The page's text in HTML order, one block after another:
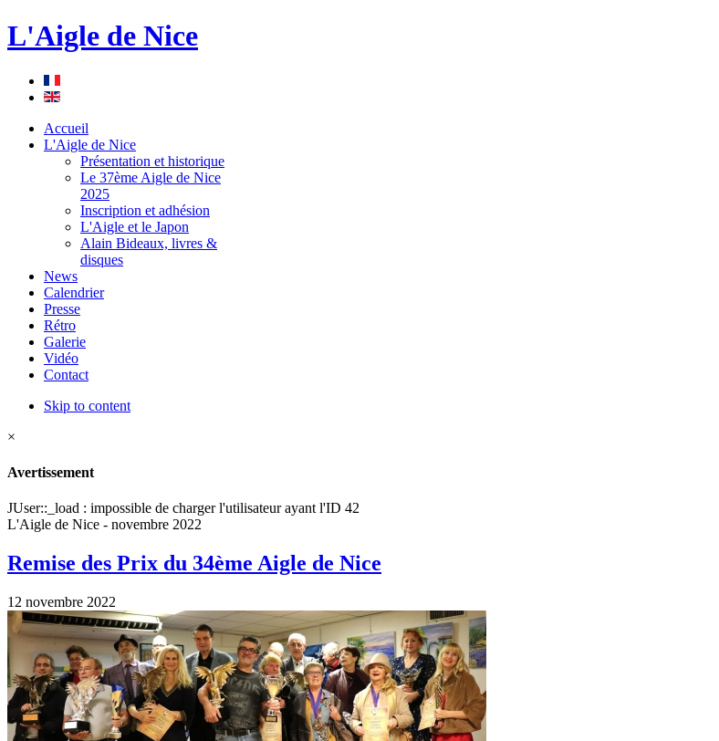
L'Aigle de Nice
Accueil
L'Aigle de Nice
Présentation et historique
Le 37ème Aigle de Nice
2025
Inscription et adhésion
L'Aigle et le Japon
Alain Bideaux, livres &
disques
News
Calendrier
Presse
Rétro
Galerie
Vidéo
Contact
Skip to content
×
Avertissement
JUser::_load : impossible de charger l'utilisateur ayant l'ID 42
L'Aigle de Nice - novembre 2022
Remise des Prix du 34ème Aigle de Nice
12 novembre 2022